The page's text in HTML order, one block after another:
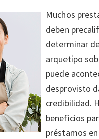
Muchos
deben
determinar
arquetipo
puede
desprovisto
credibilidad.
beneficios
préstamos